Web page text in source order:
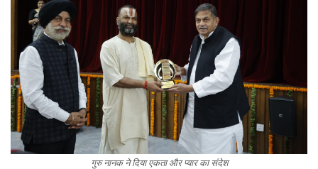
गुरु नानक ने दिया एकता और प्यार का संदेश